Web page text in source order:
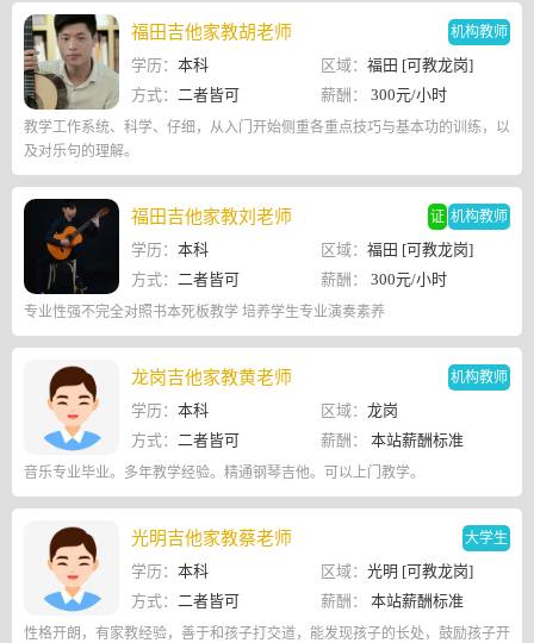
福田吉他家教胡老师 机构教师
学历： 本科 区域： 福田 [可教龙岗]
方式： 二者皆可 薪酬： 300元/小时
教学工作系统、科学、仔细，从入门开始侧重各重点技巧与基本功的训练，以
及对乐句的理解。
福田吉他家教刘老师 证 机构教师
学历： 本科 区域： 福田 [可教龙岗]
方式： 二者皆可 薪酬： 300元/小时
专业性强不完全对照书本死板教学 培养学生专业演奏素养
龙岗吉他家教黄老师 机构教师
学历： 本科 区域： 龙岗
方式： 二者皆可 薪酬： 本站薪酬标准
音乐专业毕业。多年教学经验。精通钢琴吉他。可以上门教学。
光明吉他家教蔡老师 大学生
学历： 本科 区域： 光明 [可教龙岗]
方式： 二者皆可 薪酬： 本站薪酬标准
性格开朗，有家教经验，善于和孩子打交道，能发现孩子的长处，鼓励孩子开